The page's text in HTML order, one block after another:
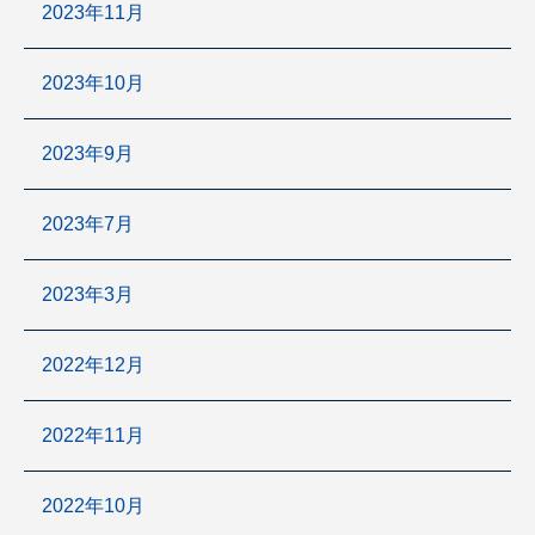
2023年11月
2023年10月
2023年9月
2023年7月
2023年3月
2022年12月
2022年11月
2022年10月